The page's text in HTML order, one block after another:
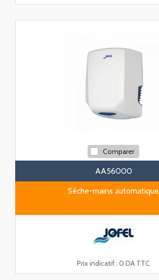
Comparer
AA56000
Sèche-mains automatique
Prix indicatif : 0 DA TTC